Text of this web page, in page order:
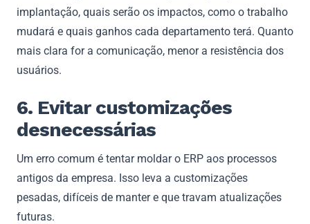
implantação, quais serão os impactos, como o trabalho
mudará e quais ganhos cada departamento terá. Quanto
mais clara for a comunicação, menor a resistência dos
usuários.
6. Evitar customizações
desnecessárias
Um erro comum é tentar moldar o ERP aos processos
antigos da empresa. Isso leva a customizações
pesadas, difíceis de manter e que travam atualizações
futuras.